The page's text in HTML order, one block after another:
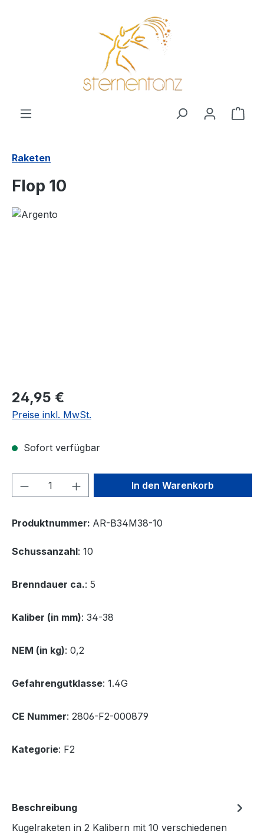
Raketen
Flop 10
24,95 €
Preise inkl. MwSt.
Sofort verfügbar
Produkt Anzahl: Gib denIn den Warenkorb
Produktnummer: AR-B34M38-10
Schussanzahl: 10
Brenndauer ca.: 5
Kaliber (in mm): 34-38
NEM (in kg): 0,2
Gefahrengutklasse: 1.4G
CE Nummer: 2806-F2-000879
Kategorie: F2
Beschreibung
Kugelraketen in 2 Kalibern mit 10 verschiedenen